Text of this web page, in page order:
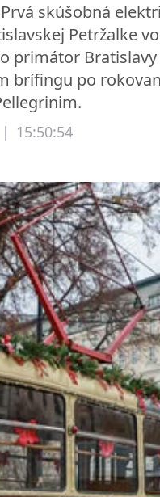
Prvá skúšobná
Petržalke vo
primátor Bratislavy
brífingu po
| 15:50:54